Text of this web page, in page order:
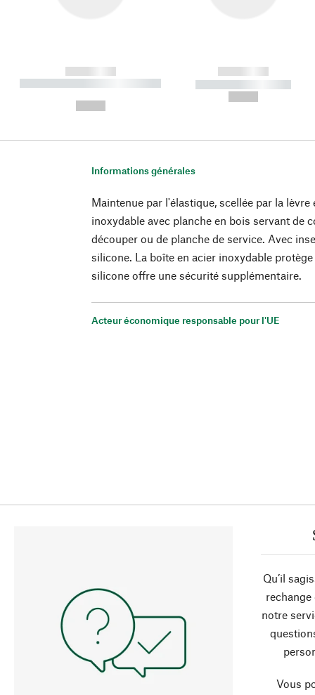
------------
----------- ----------- ----------
------------
----------- -----------
Informations générales
Maintenue par l'élastique, scellée par la
inoxydable avec planche en bois servant de
découper ou de planche de service. Avec
silicone. La boîte en acier inoxydable
silicone offre une sécurité supplémentaire.
Acteur économique responsable pour l'UE
Qu’il
rechange
notre
Vous